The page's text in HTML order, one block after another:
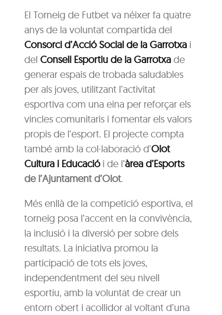
El Torneig de Futbet va néixer fa quatre
anys de la voluntat compartida del
Consorci d’Acció Social de la Garrotxa i
delConsell Esportiu de la Garrotxa de
generar espais de trobada saludables
per als joves, utilitzant l’activitat
esportiva com una eina per reforçar els
vincles comunitaris i fomentar els valors
propis de l’esport. El projecte compta
també amb la col·laboració d’Olot
Cultura i Educaciói de l’àrea d’Esports
de l’Ajuntament d’Olot.
Més enllà de la competició esportiva, el
torneig posa l’accent en la convivència,
la inclusió i la diversió per sobre dels
resultats. La iniciativa promou la
participació de tots els joves,
independentment del seu nivell
esportiu, amb la voluntat de crear un
entorn obert i acollidor al voltant d’una